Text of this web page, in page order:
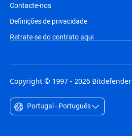
Contacte-nos
Definições de privacidade
Retrate-se do contrato aqui
Copyright © 1997 - 2026 Bitdefender
Portugal - Português